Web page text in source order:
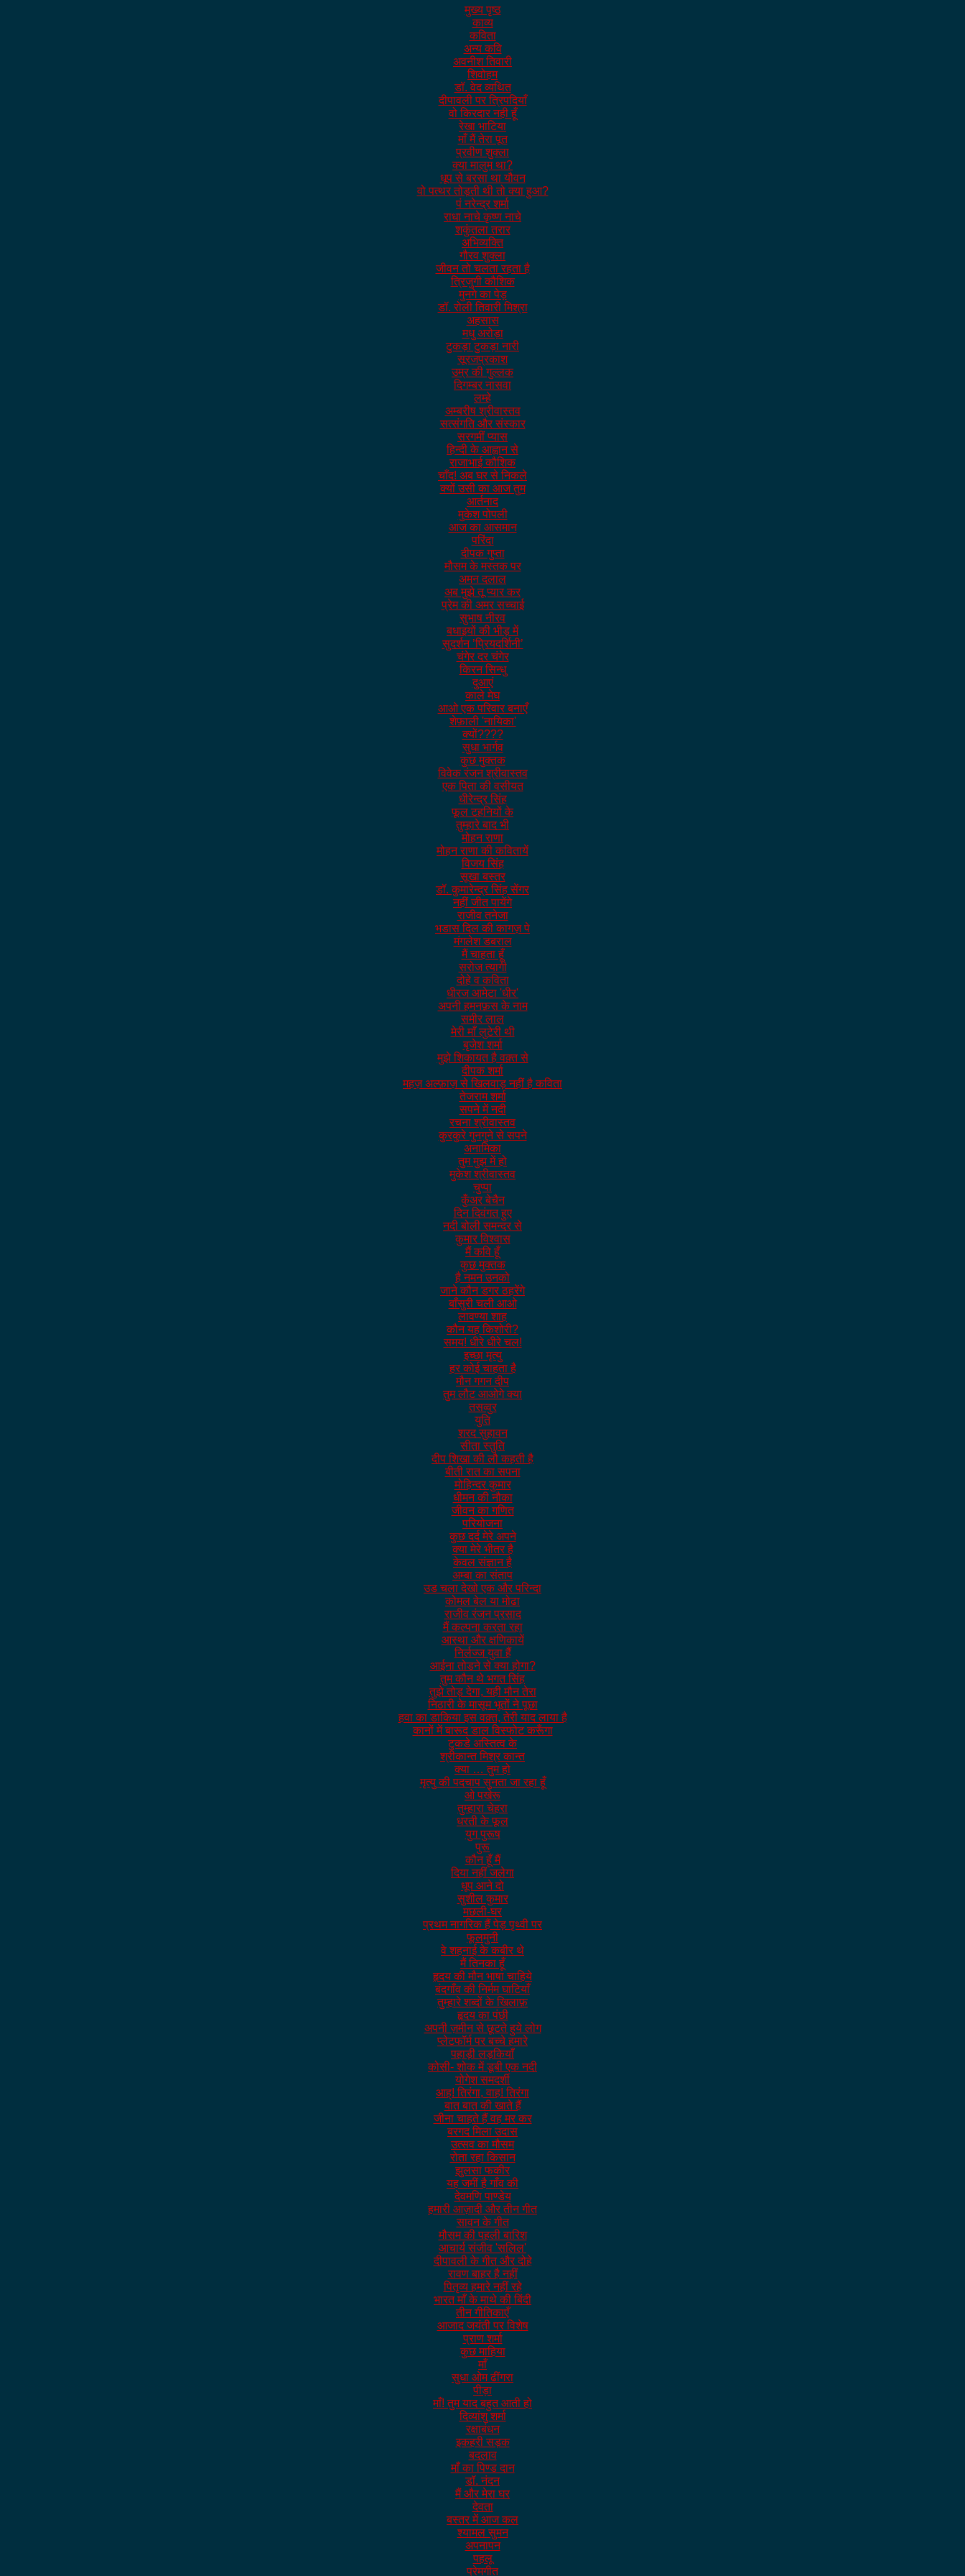
मुख्य पृष्ठ
काव्य
कविता
अन्य कवि
अवनीश तिवारी
शिवोहम
डॉ. वेद व्यथित
दीपावली पर त्रिपदियाँ
वो किरदार नही हूँ
रेखा भाटिया
माँ मैं तेरा पूत
प्रवीण शुक्ला
क्या मालुम था?
धूप से बरसा था यौवन
वो पत्थर तोड़ती थी तो क्या हुआ?
पं नरेन्द्र शर्मा
राधा नाचे कृष्ण नाचे
शकुंतला तरार
अभिव्यक्ति
गौरव शुक्ला
जीवन तो चलता रहता है
त्रिजुगी कौशिक
मुनगे का पेड़
डॉ. रोली तिवारी मिश्रा
अहसास
मधु अरोड़ा
टुकड़ा टुकड़ा नारी
सूरजप्रकाश
उम्र की गुल्लक
दिगम्बर नासवा
लम्हे
अम्बरीष श्रीवास्तव
सत्संगति और संस्कार
सरगमीं प्यास
हिन्दी के आह्वान से
राजाभाई कौशिक
चाँद! अब घर से निकले
क्यों उसी का आज तुम
आर्तनाद
मुकेश पोपली
आज का आसमान
परिंदा
दीपक गुप्ता
मौसम के मस्तक पर
अमन दलाल
अब मुझे तू प्यार कर
प्रेम की अमर सच्चाई
सुभाष नीरव
बधाइयों की भीड़ में
सुदर्शन ’प्रियदर्शिनी’
चंगेर दर चंगेर
किरन सिन्धु
दुआएं
काले मेघ
आओ एक परिवार बनाएँ
शेफ़ाली 'नायिका'
क्यों????
सुधा भार्गव
कुछ मुक्तक
विवेक रंजन श्रीवास्तव
एक पिता की वसीयत
धीरेन्द्र सिंह
फूल टहनियों के
तुम्हारे बाद भी
मोहन राणा
मोहन राणा की कवितायें
विजय सिंह
सूखा बस्तर
डॉ. कुमारेन्द्र सिंह सेंगर
नहीं जीत पायेंगे
राजीव तनेजा
भडास दिल की कागज़ पे
मंगलेश डबराल
मैं चाहता हूँ
सरोज त्यागी
दोहे व कविता
धीरज आमेटा 'धीर'
अपनी हमनफ़स के नाम
समीर लाल
मेरी माँ लुटेरी थी
बृजेश शर्मा
मुझे शिकायत है वक़्त से
दीपक शर्मा
महज़ अल्फ़ाज़ से खिलवाड़ नहीं है कविता
तेजराम शर्मा
सपने में नदी
रचना श्रीवास्तव
कुरकुरे गुनगुने से सपने
अनामिका
तुम मुझ में हो
मुकेश श्रीवास्तव
चुप्पा
कुँअर बेचैन
दिन दिवंगत हुए
नदी बोली समन्दर से
कुमार विश्वास
मैं कवि हूँ
कुछ मुक्तक
है नमन उनको
जाने कौन डगर ठहरेंगे
बाँसुरी चली आओ
लावण्या शाह
कौन यह किशोरी?
समय! धीरे धीरे चल!
इच्छा मृत्यु
हर कोई चाहता है
मौन गगन दीप
तुम लौट आओगे क्या
तसव्वुर
युति
शरद सुहावन
सीता स्तुति
दीप शिखा की लौ कहती है
बीती रात का सपना
मोहिन्दर कुमार
धीमन की नौका
जीवन का गणित
परियोजना
कुछ दर्द मेरे अपने
क्या मेरे भीतर है
केवल संज्ञान है
अम्बा का संताप
उड चला देखो एक और परिन्दा
कोमल बेल या मोढा
राजीव रंजन प्रसाद
मैं कल्पना करता रहा
आस्था और क्षणिकायें
निर्लज्ज युवा हैं
आईना तोडने से क्या होगा?
तुम कौन थे भगत सिंह
तुझे तोड़ देगा, यही मौन तेरा
निठारी के मासूम भूतों ने पूछा
हवा का डाकिया इस वक़्त, तेरी याद लाया है
कानों में बारूद डाल विस्फोट करूँगा
टुकडे अस्तित्व के
श्रीकान्त मिश्र कान्त
क्या … तुम हो
मृत्यु की पदचाप सुनता जा रहा हूँ
ओ पखेरू
तुम्हारा चेहरा
धरती के फूल
युग पुरूष
पुरू
कौन हूँ मैं
दिया नहीं जलेगा
धूप आने दो
सुशील कुमार
मछली-घर
प्रथम नागरिक हैं पेड़ पृथ्वी पर
फूलमुनी
वे शहनाई के कबीर थे
मैं तिनका हूँ
हृदय की मौन भाषा चाहिये
बंदगाँव की निर्मम घाटियाँ
तुम्हारे शब्दों के खिलाफ़
हृदय का पंछी
अपनी ज़मीन से छूटते हुये लोग
प्लेटफॉर्म पर बच्चे हमारे
पहाड़ी लड़कियाँ
कोसी- शोक में डूबी एक नदी
योगेश समदर्शी
आह्! तिरंगा, वाह! तिरंगा
बात बात की खाते हैं
जीना चाहते हैं वह मर कर
बरगद मिला उदास
उत्सव का मौसम
रोता रहा किसान
झुलसा फकीर
यह जमीं है गाँव की
देवमणि पाण्डेय
हमारी आज़ादी और तीन गीत
सावन के गीत
मौसम की पहली बारिश
आचार्य संजीव 'सलिल'
दीपावली के गीत और दोहे
रावण बाहर है नहीं
पितृव्य हमारे नहीं रहे
भारत माँ के माथे की बिंदी
तीन गीतिकाएँ
आजाद जयंती पर विशेष
प्राण शर्मा
कुछ माहिया
माँ
सुधा ओम ढींगरा
पीड़ा
माँ! तुम याद बहुत आती हो
दिव्यांशु शर्मा
रक्षाबंधन
इकहरी सड़क
बदलाव
माँ का पिण्ड दान
डॉ. नंदन
मैं और मेरा घर
देवता
बस्तर में आज कल
श्यामल सुमन
अपनापन
पहलू
प्रेमगीत